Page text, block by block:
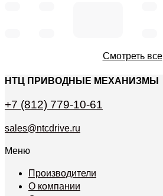
Смотреть все
НТЦ ПРИВОДНЫЕ МЕХАНИЗМЫ
+7 (812) 779-10-61
sales@ntcdrive.ru
Меню
Производители
О компании